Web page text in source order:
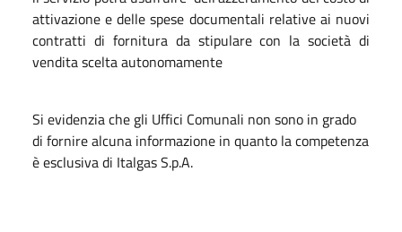
attivazione e delle spese documentali relative ai nuovi
contratti di fornitura da stipulare con la società di
vendita scelta autonomamente
Si evidenzia che gli Uffici Comunali non sono in grado
di fornire alcuna informazione in quanto la competenza
è esclusiva di Italgas S.p.A.